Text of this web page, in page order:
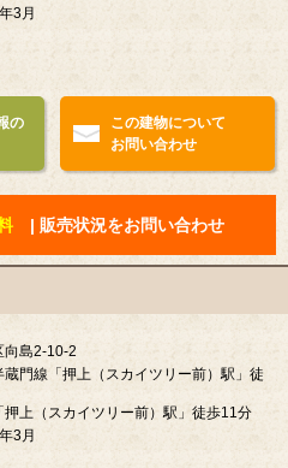
3月
の
この建物について
お問い合わせ
| 販売状況をお問い合わせ
向島2-10-2
蔵門線「押上（スカイツリー前）駅」徒
押上（スカイツリー前）駅」徒歩11分
3月